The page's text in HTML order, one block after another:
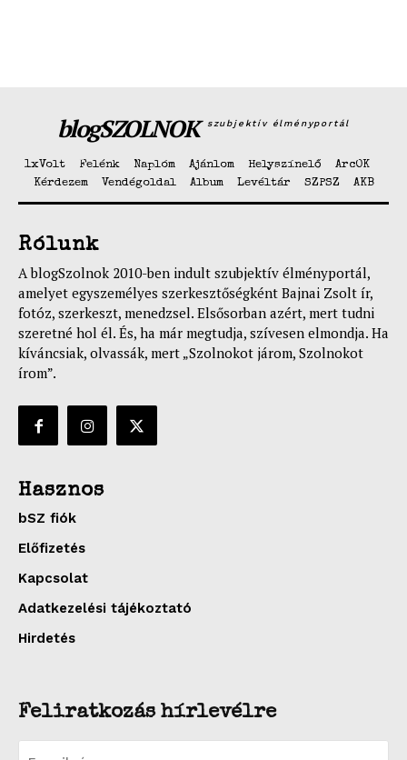
blogSZOLNOK szubjektív élményportál
1xVolt Felénk Naplóm Ajánlom Helyszínelő
ArcOK
Kérdezem
Vendégoldal Album Levéltár SZPSZ AKB
Rólunk
A blogSzolnok 2010-ben indult szubjektív élményportál,
amelyet egyszemélyes szerkesztőségként Bajnai Zsolt ír,
fotóz, szerkeszt, menedzsel. Elsősorban azért, mert tudni
szeretné hol él. És, ha már megtudja, szívesen elmondja. Ha
kíváncsiak, olvassák, mert „Szolnokot járom, Szolnokot
írom”.
Hasznos
bSZ fiók
Előfizetés
Kapcsolat
Adatkezelési tájékoztató
Hirdetés
Feliratkozás hírlevélre